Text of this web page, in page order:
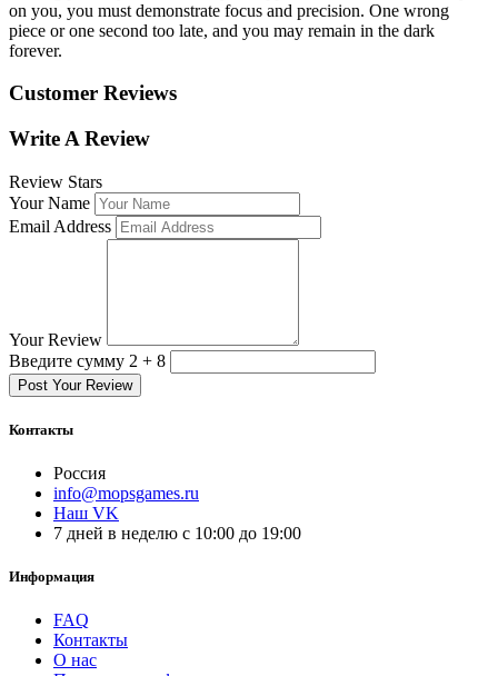
on you, you must demonstrate focus and precision. One wrong
piece or one second too late, and you may remain in the dark
forever.
Customer Reviews
Write A Review
Review Stars
Your Name
Email Address
Your Review
Введите сумму 2 + 8
Post Your Review
Контакты
Россия
info@mopsgames.ru
Наш VK
7 дней в неделю с 10:00 до 19:00
Информация
FAQ
Контакты
О нас